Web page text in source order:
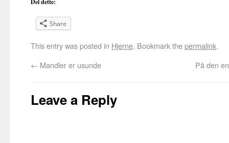
Del dette:
Share
This entry was posted in Hjerne. Bookmark thepermalink.
← Mandler er usunde På den
Leave a Reply